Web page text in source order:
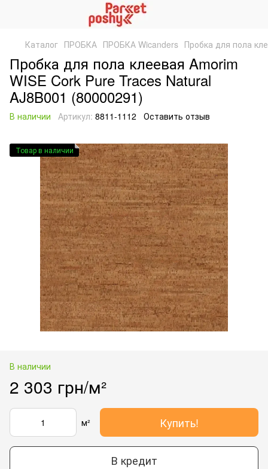
Каталог ПРОБКА ПРОБКА Wicanders Пробка для пола
Пробка для пола клеевая Amorim
WISE Cork Pure Traces Natural
AJ8B001 (80000291)
В наличии Артикул: 8811-1112 Оставить отзыв
Товар в наличии
В наличии
2 303 грн/м²
м² Купить!
В кредит